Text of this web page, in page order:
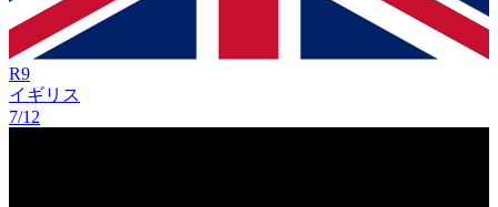
R9
イギリス
7/12